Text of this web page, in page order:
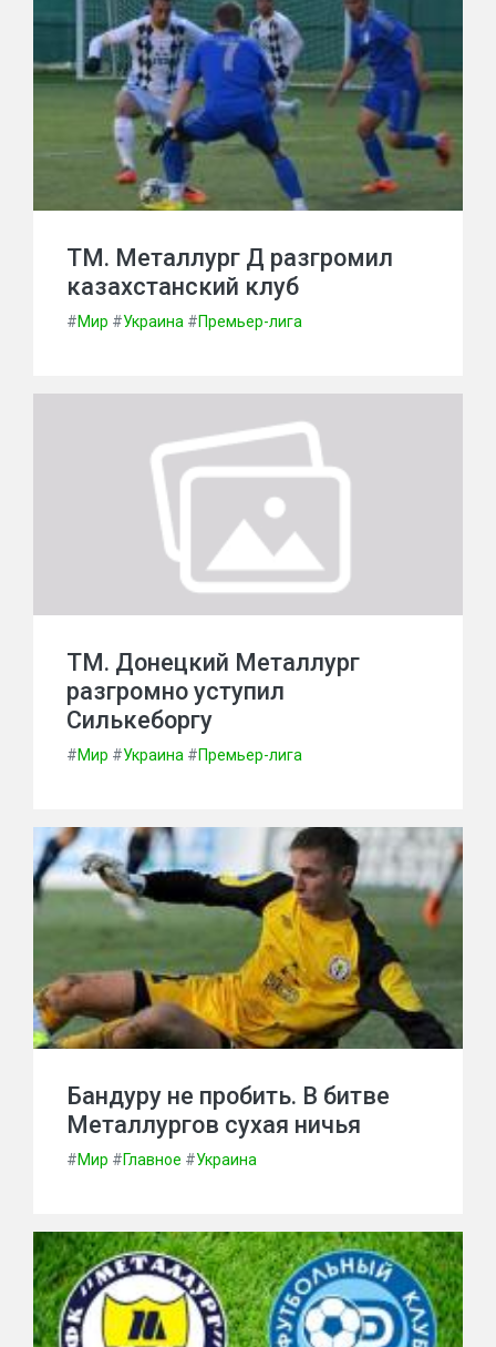
ТМ. Металлург Д разгромил
казахстанский клуб
#Мир #Украина #Премьер-лига
ТМ. Донецкий Металлург
разгромно уступил
Силькеборгу
#Мир #Украина #Премьер-лига
Бандуру не пробить. В битве
Металлургов сухая ничья
#Мир #Главное #Украина